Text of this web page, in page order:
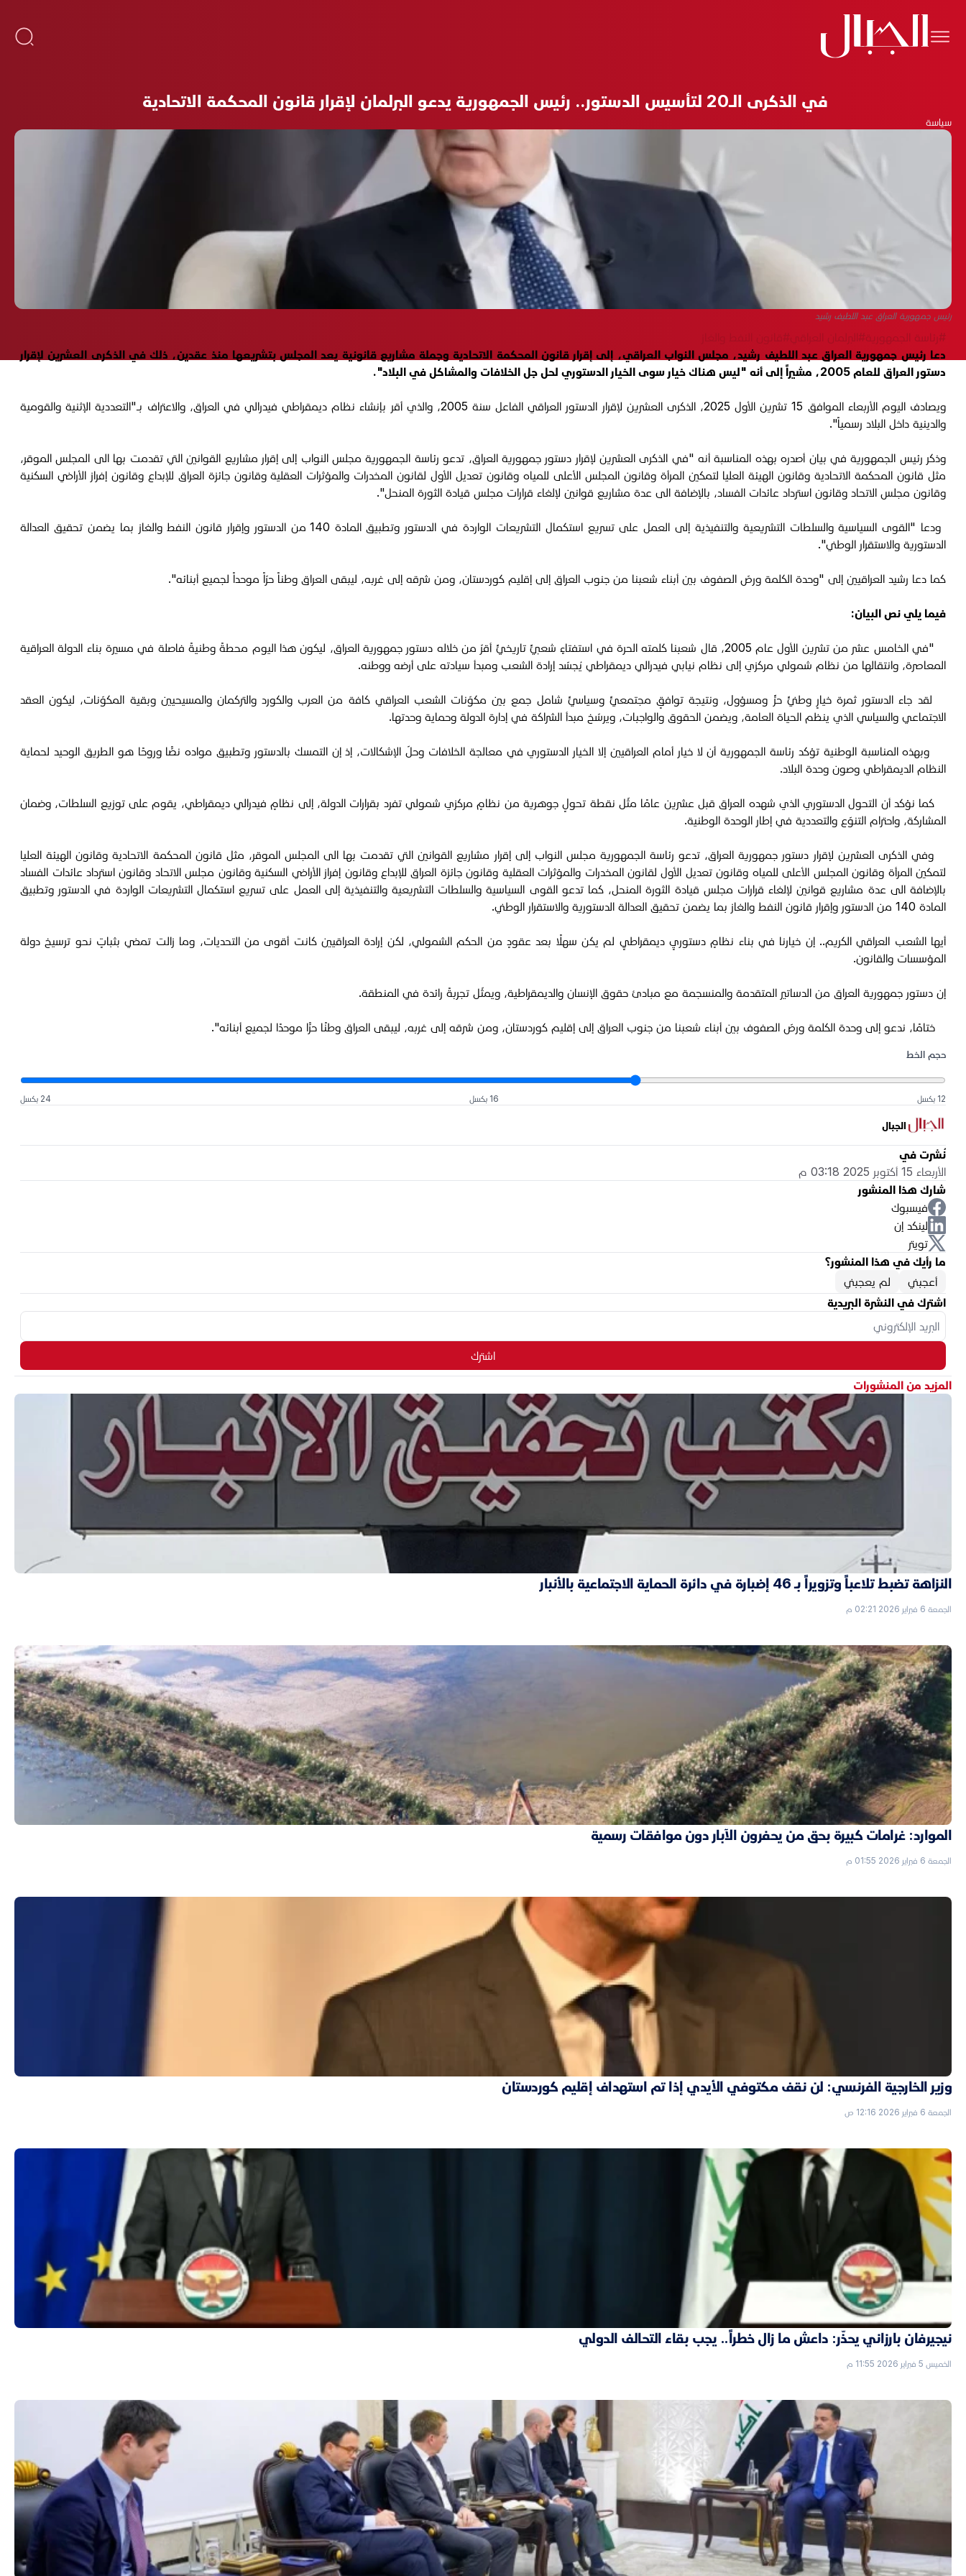
في الذكرى الـ20 لتأسيس الدستور.. رئيس الجمهورية يدعو البرلمان لإقرار قانون المحكمة الاتحادية
سياسة
رئيس جمهورية العراق عبد اللطيف رشيد
#رئاسة الجمهورية#البرلمان العراقي#قانون النفط والغاز
دعا رئيس جمهورية العراق عبد اللطيف رشيد، مجلس النواب العراقي، إلى إقرار قانون المحكمة الاتحادية وجملة مشاريع قانونية يعد المجلس بتشريعها منذ عقدين، ذلك في الذكرى العشرين لإقرار
دستور العراق للعام 2005، مشيراً إلى أنه "ليس هناك خيار سوى الخيار الدستوري لحل جل الخلافات والمشاكل في البلاد".
ويصادف اليوم الأربعاء الموافق 15 تشرين الأول 2025، الذكرى العشرين لإقرار الدستور العراقي الفاعل سنة 2005، والذي أقر بإنشاء نظام ديمقراطي فيدرالي في العراق، والاعتراف بـ"التعددية الإثنية والقومية
والدينية داخل البلاد رسمياً".
وذكر رئيس الجمهورية في بيان أصدره بهذه المناسبة أنه "في الذكرى العشرين لإقرار دستور جمهورية العراق، تدعو رئاسة الجمهورية مجلس النواب إلى إقرار مشاريع القوانين التي تقدمت بها الى المجلس الموقر،
مثل قانون المحكمة الاتحادية وقانون الهيئة العليا لتمكين المرأة وقانون المجلس الأعلى للمياه وقانون تعديل الأول لقانون المخدرات والمؤثرات العقلية وقانون جائزة العراق للإبداع وقانون إفراز الأراضي السكنية
وقانون مجلس الاتحاد وقانون استرداد عائدات الفساد، بالإضافة الى عدة مشاريع قوانين لإلغاء قرارات مجلس قيادة الثورة المنحل".
ودعا "القوى السياسية والسلطات التشريعية والتنفيذية إلى العمل على تسريع استكمال التشريعات الواردة في الدستور وتطبيق المادة 140 من الدستور وإقرار قانون النفط والغاز بما يضمن تحقيق العدالة
الدستورية والاستقرار الوطني".
كما دعا رشيد العراقيين إلى "وحدة الكلمة ورصّ الصفوف بين أبناء شعبنا من جنوب العراق إلى إقليم كوردستان، ومن شرقه إلى غربه، ليبقى العراق وطناً حرّاً موحداً لجميع أبنائه".
فيما يلي نص البيان:
"في الخامس عشر من تشرين الأول عام 2005، قال شعبنا كلمته الحرة في استفتاءٍ شعبيٍّ تاريخيٍّ أقرّ من خلاله دستور جمهورية العراق، ليكون هذا اليوم محطةً وطنيةً فاصلة في مسيرة بناء الدولة العراقية
المعاصرة، وانتقالها من نظام شمولي مركزي إلى نظام نيابي فيدرالي ديمقراطي يُجسّد إرادة الشعب ومبدأ سيادته على أرضه ووطنه.
لقد جاء الدستور ثمرة خيارٍ وطنيٍّ حرٍّ ومسؤول، ونتيجة توافقٍ مجتمعيٍّ وسياسيٍّ شامل جمع بين مكوّنات الشعب العراقي كافة من العرب والكورد والتركمان والمسيحيين وبقية المكوّنات، ليكون العقد
الاجتماعي والسياسي الذي ينظم الحياة العامة، ويضمن الحقوق والواجبات، ويرسّخ مبدأ الشراكة في إدارة الدولة وحماية وحدتها.
وبهذه المناسبة الوطنية تؤكد رئاسة الجمهورية أن لا خيار أمام العراقيين إلا الخيار الدستوري في معالجة الخلافات وحلّ الإشكالات، إذ إن التمسك بالدستور وتطبيق مواده نصًّا وروحًا هو الطريق الوحيد لحماية
النظام الديمقراطي وصون وحدة البلاد.
كما نؤكد أن التحول الدستوري الذي شهده العراق قبل عشرين عامًا مثّل نقطة تحولٍ جوهرية من نظامٍ مركزي شمولي تفرد بقرارات الدولة، إلى نظامٍ فيدرالي ديمقراطي، يقوم على توزيع السلطات، وضمان
المشاركة، واحترام التنوّع والتعددية في إطار الوحدة الوطنية.
وفي الذكرى العشرين لإقرار دستور جمهورية العراق، تدعو رئاسة الجمهورية مجلس النواب إلى إقرار مشاريع القوانين التي تقدمت بها الى المجلس الموقر، مثل قانون المحكمة الاتحادية وقانون الهيئة العليا
لتمكين المرأة وقانون المجلس الأعلى للمياه وقانون تعديل الأول لقانون المخدرات والمؤثرات العقلية وقانون جائزة العراق للإبداع وقانون إفراز الأراضي السكنية وقانون مجلس الاتحاد وقانون استرداد عائدات الفساد
بالإضافة الى عدة مشاريع قوانين لإلغاء قرارات مجلس قيادة الثورة المنحل، كما تدعو القوى السياسية والسلطات التشريعية والتنفيذية إلى العمل على تسريع استكمال التشريعات الواردة في الدستور وتطبيق
المادة 140 من الدستور وإقرار قانون النفط والغاز بما يضمن تحقيق العدالة الدستورية والاستقرار الوطني.
أيها الشعب العراقي الكريم.. إن خيارنا في بناء نظامٍ دستوريٍ ديمقراطيٍ لم يكن سهلًا بعد عقودٍ من الحكم الشمولي، لكن إرادة العراقيين كانت أقوى من التحديات، وما زالت تمضي بثباتٍ نحو ترسيخ دولة
المؤسسات والقانون.
إن دستور جمهورية العراق من الدساتير المتقدمة والمنسجمة مع مبادئ حقوق الإنسان والديمقراطية، ويمثّل تجربةً رائدة في المنطقة.
ختامًا، ندعو إلى وحدة الكلمة ورصّ الصفوف بين أبناء شعبنا من جنوب العراق إلى إقليم كوردستان، ومن شرقه إلى غربه، ليبقى العراق وطنًا حرًّا موحدًا لجميع أبنائه".
حجم الخط
12 بكسل 16 بكسل 24 بكسل
الجبال
نُشرت في
الأربعاء 15 أكتوبر 2025 03:18 م
شارك هذا المنشور
فيسبوك
لينكد إن
تويتر
ما رأيك في هذا المنشور؟
أعجبني
لم يعجبني
اشترك في النشرة البريدية
اشترك
المزيد من المنشورات
النزاهة تضبط تلاعباً وتزويراً بـ 46 إضبارة في دائرة الحماية الاجتماعية بالأنبار
الجمعة 6 فبراير 2026 02:21 م
الموارد: غرامات كبيرة بحق من يحفرون الآبار دون موافقات رسمية
الجمعة 6 فبراير 2026 01:55 م
وزير الخارجية الفرنسي: لن نقف مكتوفي الأيدي إذا تم استهداف إقليم كوردستان
الجمعة 6 فبراير 2026 12:16 ص
نيجيرفان بارزاني يحذّر: داعش ما زال خطراً.. يجب بقاء التحالف الدولي
الخميس 5 فبراير 2026 11:55 م